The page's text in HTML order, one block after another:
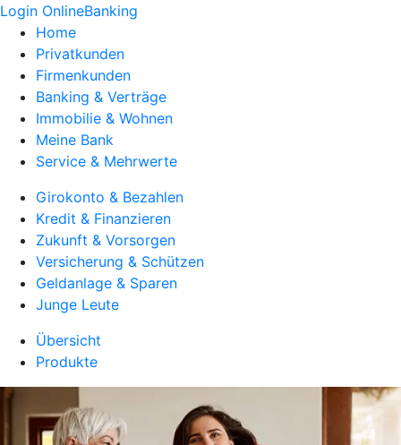
Login OnlineBanking
Home
Privatkunden
Firmenkunden
Banking & Verträge
Immobilie & Wohnen
Meine Bank
Service & Mehrwerte
Girokonto & Bezahlen
Kredit & Finanzieren
Zukunft & Vorsorgen
Versicherung & Schützen
Geldanlage & Sparen
Junge Leute
Übersicht
Produkte